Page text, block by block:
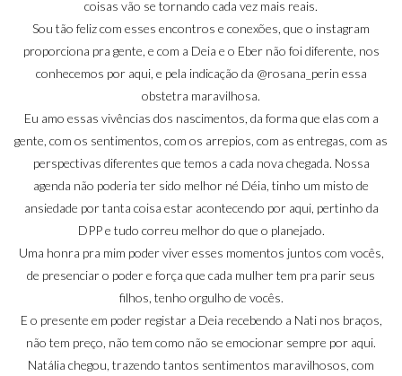
coisas vão se tornando cada vez mais reais.
Sou tão feliz com esses encontros e conexões, que o instagram
proporciona pra gente, e com a Deia e o Eber não foi diferente, nos
conhecemos por aqui, e pela indicação da @rosana_perin essa
obstetra maravilhosa.
Eu amo essas vivências dos nascimentos, da forma que elas com a
gente, com os sentimentos, com os arrepios, com as entregas, com as
perspectivas diferentes que temos a cada nova chegada. Nossa
agenda não poderia ter sido melhor né Déia, tinho um misto de
ansiedade por tanta coisa estar acontecendo por aqui, pertinho da
DPP e tudo correu melhor do que o planejado.
Uma honra pra mim poder viver esses momentos juntos com vocês,
de presenciar o poder e força que cada mulher tem pra parir seus
filhos, tenho orgulho de vocês.
E o presente em poder registar a Deia recebendo a Nati nos braços,
não tem preço, não tem como não se emocionar sempre por aqui.
Natália chegou, trazendo tantos sentimentos maravilhosos, com